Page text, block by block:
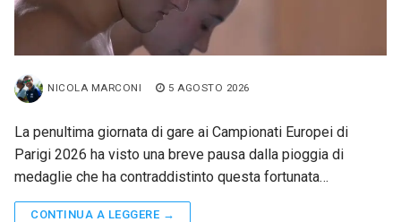
NICOLA MARCONI 5 AGOSTO 2026
La penultima giornata di gare ai Campionati Europei di
Parigi 2026 ha visto una breve pausa dalla pioggia di
medaglie che ha contraddistinto questa fortunata…
CONTINUA A LEGGERE →